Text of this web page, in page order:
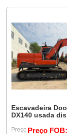
Escavadeira
DX140 usada
hidráulico
Preço Preço